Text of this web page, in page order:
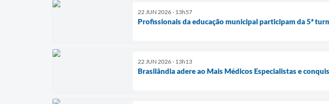
22 JUN 2026 - 13h57
Profissionais da educação municipal participam da 5ª
22 JUN 2026 - 13h13
Brasilândia adere ao Mais Médicos Especialistas e